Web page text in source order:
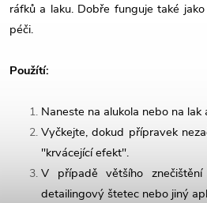
ráfků a laku. Dobře funguje také
péči.
Použítí:
Naneste na alukola nebo na lak
Vyčkejte, dokud přípravek
"krvácející efekt".
V případě většího
detailingový štetec nebo jiný